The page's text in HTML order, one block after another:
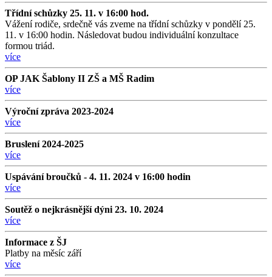
Třídní schůzky 25. 11. v 16:00 hod.
Vážení rodiče, srdečně vás zveme na třídní schůzky v pondělí 25.
11. v 16:00 hodin. Následovat budou individuální konzultace
formou triád.
více
OP JAK Šablony II ZŠ a MŠ Radim
více
Výroční zpráva 2023-2024
více
Bruslení 2024-2025
více
Uspávání broučků - 4. 11. 2024 v 16:00 hodin
více
Soutěž o nejkrásnější dýni 23. 10. 2024
více
Informace z ŠJ
Platby na měsíc září
více